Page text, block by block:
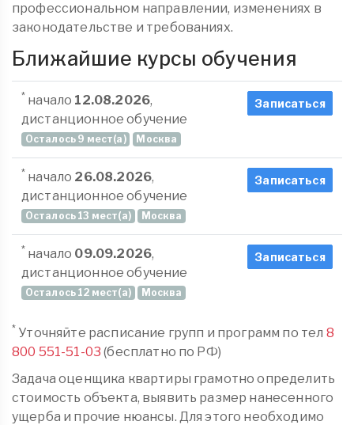
профессиональном направлении, изменениях в
законодательстве и требованиях.
Ближайшие курсы обучения
* начало 12.08.2026,
дистанционное обучение
Осталось 9 мест(а) Москва
Записаться
* начало 26.08.2026,
дистанционное обучение
Осталось 13 мест(а) Москва
Записаться
* начало 09.09.2026,
дистанционное обучение
Осталось 12 мест(а) Москва
Записаться
* Уточняйте расписание групп и программ по тел 8
800 551-51-03 (бесплатно по РФ)
Задача оценщика квартиры грамотно определить
стоимость объекта, выявить размер нанесенного
ущерба и прочие нюансы. Для этого необходимо